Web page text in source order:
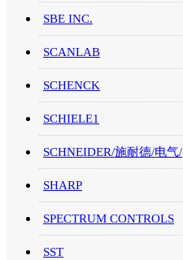
SBE INC.
SCANLAB
SCHENCK
SCHIELE1
SCHNEIDER/施耐德/电气/
SHARP
SPECTRUM CONTROLS
SST